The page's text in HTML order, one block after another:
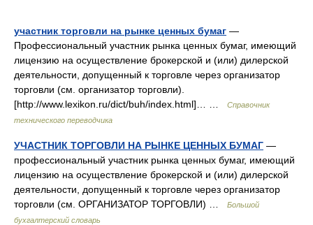
участник торговли на рынке ценных бумаг —
Профессиональный участник рынка ценных бумаг, имеющий
лицензию на осуществление брокерской и (или) дилерской
деятельности, допущенный к торговле через организатор
торговли (см. организатор торговли).
[http://www.lexikon.ru/dict/buh/index.html]… …
Справочник
технического переводчика
УЧАСТНИК ТОРГОВЛИ НА РЫНКЕ ЦЕННЫХ БУМАГ —
профессиональный участник рынка ценных бумаг, имеющий
лицензию на осуществление брокерской и (или) дилерской
деятельности, допущенный к торговле через организатор
торговли (см. ОРГАНИЗАТОР ТОРГОВЛИ) …
Большой
бухгалтерский словарь